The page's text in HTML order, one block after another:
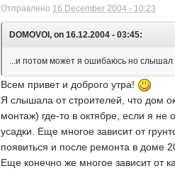
Отправлено 16 December 2004 - 10:23
DOMOVOI, on 16.12.2004 - 03:45:
...и потом может я ошибаюсь но
Всем привет и доброго утра!
Я слышала от строителей, что дом
монтаж) где-то в октябре, если я
усадки. Еще многое зависит от
появиться и после ремонта в доме
Еще конечно же многое зависит от